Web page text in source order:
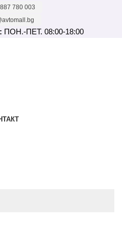
780 003
ПОН.-ПЕТ. 08:00-18:00